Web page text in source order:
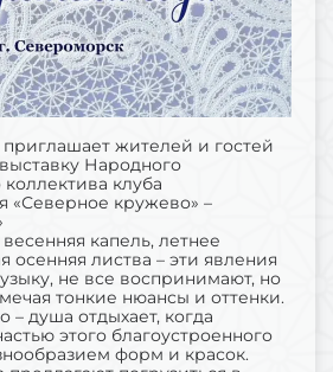
жителей и гостей
Народного
клуба
«Северное кружево» –
капель, летнее
осенняя листва – эти явления
не все воспринимают, но
тонкие нюансы и оттенки.
– душа отдыхает, когда
этого благоустроенного
форм и красок.